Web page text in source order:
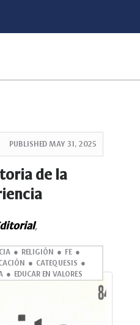
PUBLISHED MAY 31, 2025
de la
,
RELIGIÓN
FE
CATEQUESIS
EDUCAR EN VALORES